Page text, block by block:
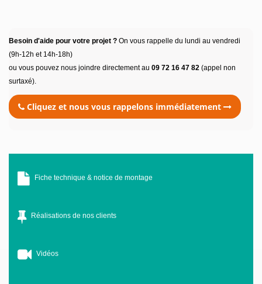
Besoin d'aide pour votre projet ? On vous rappelle du lundi au vendredi
(9h-12h et 14h-18h)
ou vous pouvez nous joindre directement au 09 72 16 47 82 (appel non
surtaxé).
Cliquez et nous vous rappelons immédiatement
Fiche technique & notice de montage
Réalisations de nos clients
Vidéos